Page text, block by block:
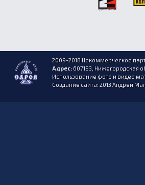
2009-2018 Некоммерческое
Адрес:607183, Нижегородская
Использование фото и видео
Создание сайта: 2013 Андрей